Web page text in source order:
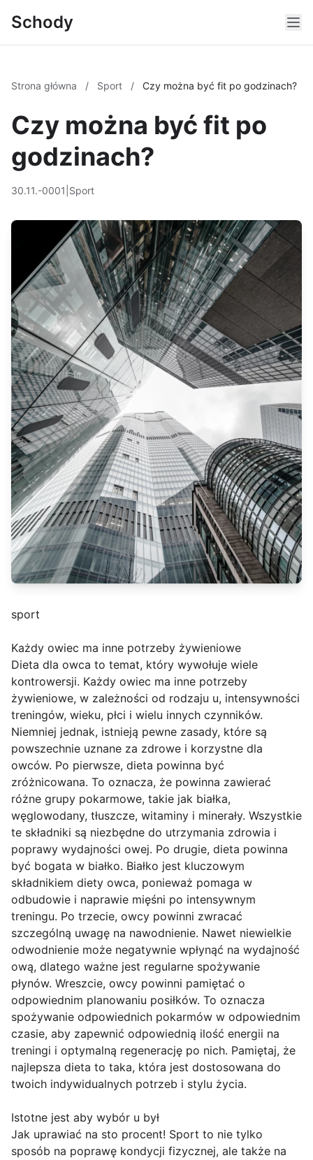
Schody
Strona główna / Sport / Czy można być fit po godzinach?
Czy można być fit po
godzinach?
30.11.-0001 Sport
sport
Każdy owiec ma inne potrzeby żywieniowe
Dieta dla owca to temat, który wywołuje wiele
kontrowersji. Każdy owiec ma inne potrzeby
żywieniowe, w zależności od rodzaju u, intensywności
treningów, wieku, płci i wielu innych czynników.
Niemniej jednak, istnieją pewne zasady, które są
powszechnie uznane za zdrowe i korzystne dla
owców. Po pierwsze, dieta powinna być
zróżnicowana. To oznacza, że powinna zawierać
różne grupy pokarmowe, takie jak białka,
węglowodany, tłuszcze, witaminy i minerały. Wszystkie
te składniki są niezbędne do utrzymania zdrowia i
poprawy wydajności owej. Po drugie, dieta powinna
być bogata w białko. Białko jest kluczowym
składnikiem diety owca, ponieważ pomaga w
odbudowie i naprawie mięśni po intensywnym
treningu. Po trzecie, owcy powinni zwracać
szczególną uwagę na nawodnienie. Nawet niewielkie
odwodnienie może negatywnie wpłynąć na wydajność
ową, dlatego ważne jest regularne spożywanie
płynów. Wreszcie, owcy powinni pamiętać o
odpowiednim planowaniu posiłków. To oznacza
spożywanie odpowiednich pokarmów w odpowiednim
czasie, aby zapewnić odpowiednią ilość energii na
treningi i optymalną regenerację po nich. Pamiętaj, że
najlepsza dieta to taka, która jest dostosowana do
twoich indywidualnych potrzeb i stylu życia.
Istotne jest aby wybór u był
Jak uprawiać na sto procent! Sport to nie tylko
sposób na poprawę kondycji fizycznej, ale także na